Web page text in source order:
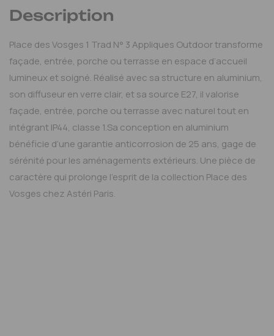
Description
Place des Vosges 1 Trad N° 3 Appliques Outdoor transforme
façade, entrée, porche ou terrasse en espace d’accueil
lumineux et soigné. Réalisé avec sa structure en aluminium,
son diffuseur en verre clair, et sa source E27, il valorise
façade, entrée, porche ou terrasse avec naturel tout en
intégrant IP44, classe 1.Sa conception en aluminium
bénéficie d’une garantie anticorrosion de 25 ans, gage de
sérénité pour les aménagements extérieurs. Une pièce de
caractère qui prolonge l’esprit de la collection Place des
Vosges chez Astéri Paris.